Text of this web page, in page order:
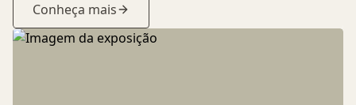
Conheça mais